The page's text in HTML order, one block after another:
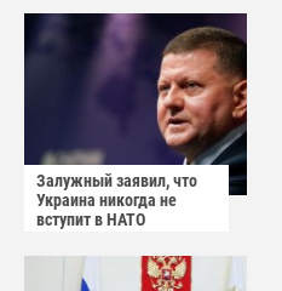
Залужный заявил, что
Украина никогда не
вступит в НАТО